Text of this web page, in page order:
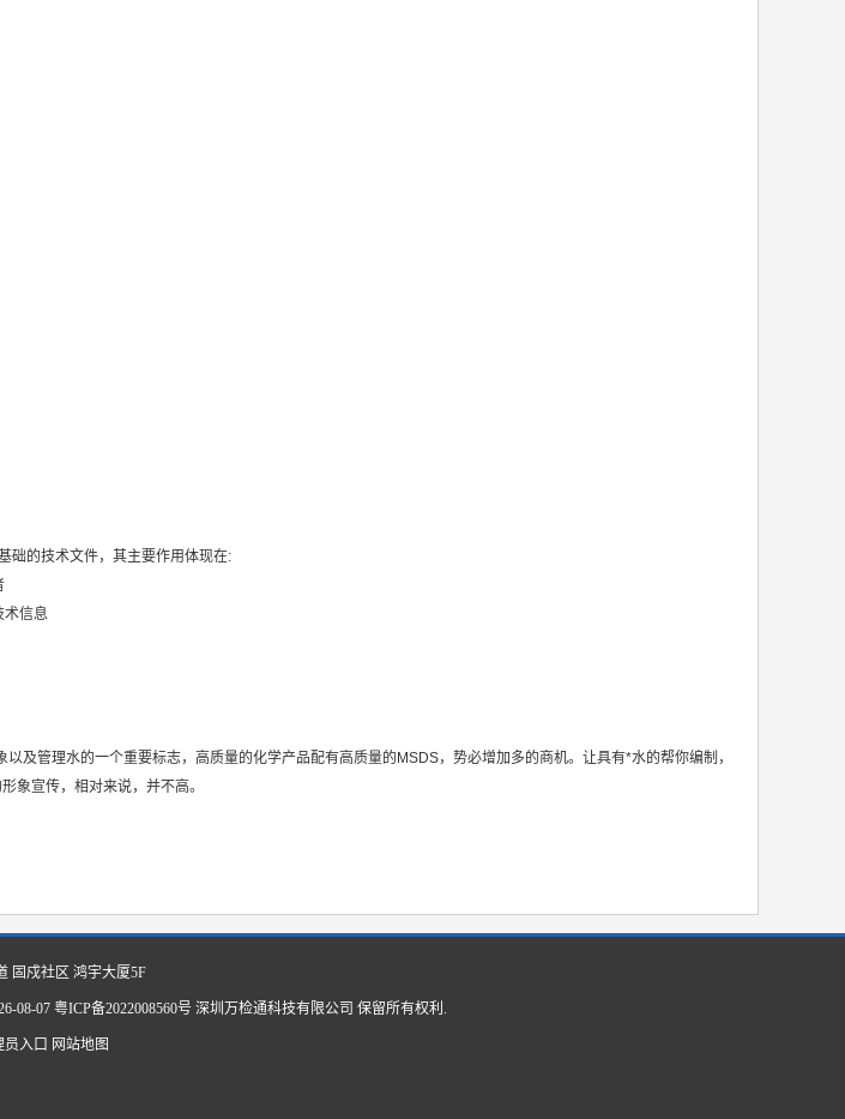
础的技术文件，其主要作用体现在:
术信息
及管理水的一个重要标志，高质量的化学产品配有高质量的MSDS，势必增加多的商机。让具有*水的帮你编制，
象宣传，相对来说，并不高。
固戍社区 鸿宇大厦5F
08-07 粤ICP备2022008560号 深圳万检通科技有限公司 保留所有权利.
员入口 网站地图